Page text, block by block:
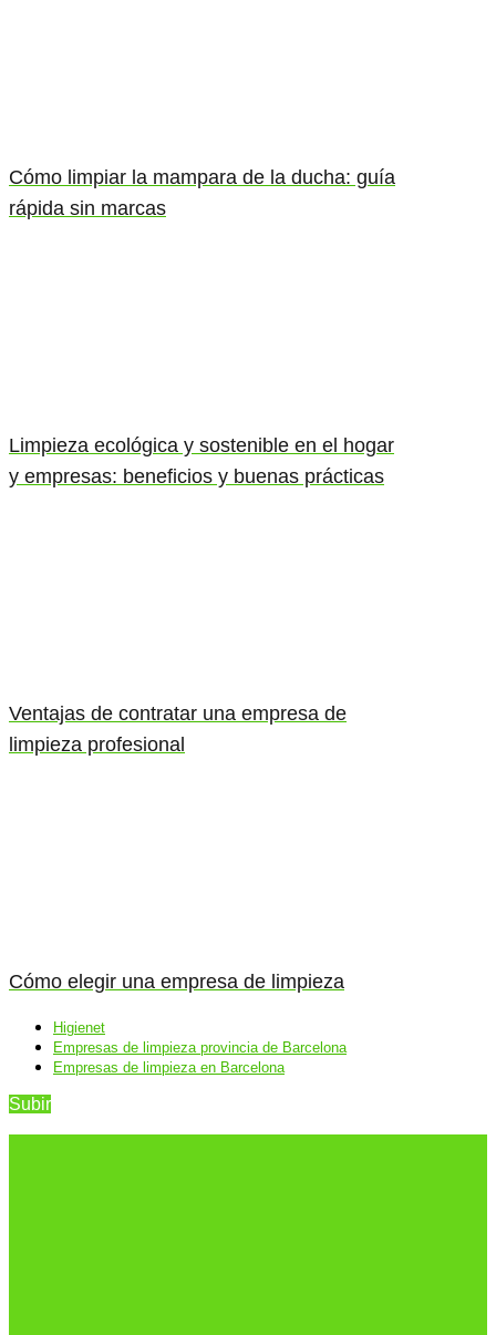
Cómo limpiar la mampara de la ducha: guía
rápida sin marcas
Limpieza ecológica y sostenible en el hogar
y empresas: beneficios y buenas prácticas
Ventajas de contratar una empresa de
limpieza profesional
Cómo elegir una empresa de limpieza
Higienet
Empresas de limpieza provincia de Barcelona
Empresas de limpieza en Barcelona
Subir